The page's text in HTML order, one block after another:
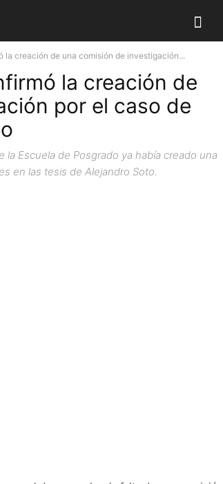
la creación de una comisión de investigación...
la creación de
por el caso de
la Escuela de Posgrado ya había creado una
en las tesis de Alejandro Soto.